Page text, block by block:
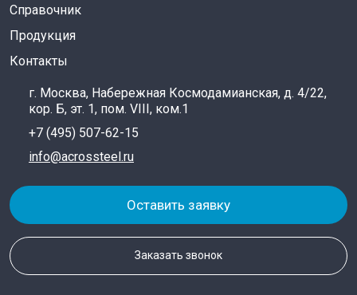
Справочник
Продукция
Контакты
г. Москва, Набережная Космодамианская, д. 4/22,
кор. Б, эт. 1, пом. VIII, ком.1
+7 (495) 507-62-15
info@acrossteel.ru
Оставить заявку
Заказать звонок